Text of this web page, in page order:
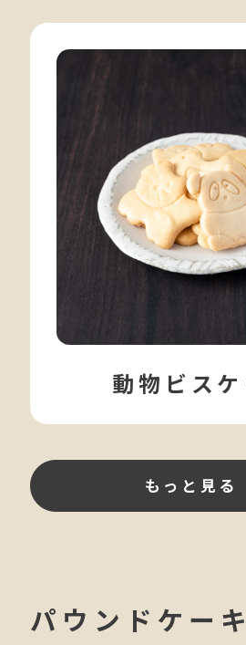
動物ビスケ
もっと見る
パウンドケーキ